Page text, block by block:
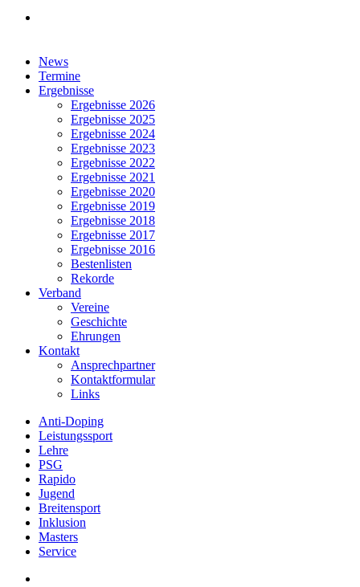
Close
Menu
News
Termine
Ergebnisse
Ergebnisse 2026
Ergebnisse 2025
Ergebnisse 2024
Ergebnisse 2023
Ergebnisse 2022
Ergebnisse 2021
Ergebnisse 2020
Ergebnisse 2019
Ergebnisse 2018
Ergebnisse 2017
Ergebnisse 2016
Bestenlisten
Rekorde
Verband
Vereine
Geschichte
Ehrungen
Kontakt
Ansprechpartner
Kontaktformular
Links
Anti-Doping
Leistungssport
Lehre
PSG
Rapido
Jugend
Breitensport
Inklusion
Masters
Service